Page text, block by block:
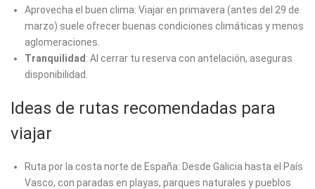
Aprovecha el buen clima: Viajar en primavera (antes del 29 de
marzo) suele ofrecer buenas condiciones climáticas y menos
aglomeraciones.
Tranquilidad : Al cerrar tu reserva con antelación, aseguras
disponibilidad.
Ideas de rutas recomendadas para
viajar
Ruta por la costa norte de España: Desde Galicia hasta el País
Vasco, con paradas en playas, parques naturales y pueblos